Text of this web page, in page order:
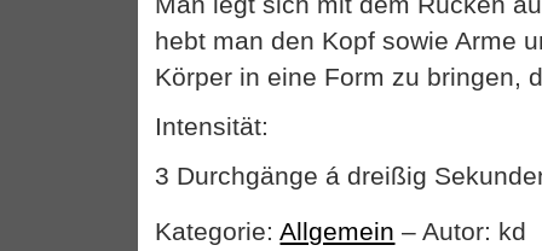
hebt man den Kopf sowie Arme
Körper in eine Form zu bringen,
Intensität:
3 Durchgänge á dreißig
Kategorie:Allgemein – Autor: kd